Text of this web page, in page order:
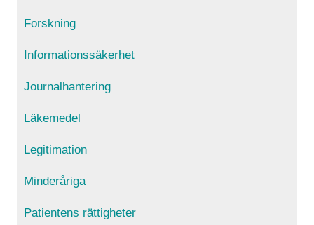
Forskning
Informationssäkerhet
Journalhantering
Läkemedel
Legitimation
Minderåriga
Patientens rättigheter